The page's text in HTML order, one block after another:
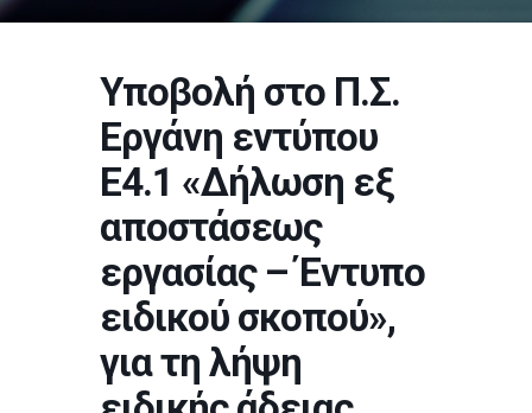
Υποβολή στο Π.Σ.
Εργάνη εντύπου
Ε4.1 «Δήλωση εξ
αποστάσεως
εργασίας – Έντυπο
ειδικού σκοπού»,
για τη λήψη